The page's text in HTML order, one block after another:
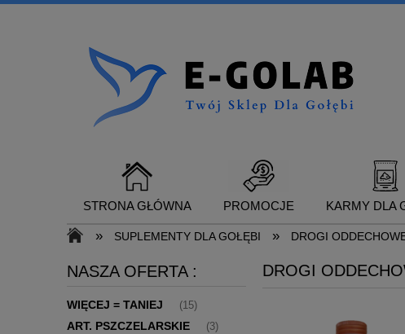
STRONA GŁÓWNA PROMOCJE KARMY DLA
SUPLEMENTY DLA GOŁĘBI KONTAKT
» SUPLEMENTY DLA GOŁĘBI » DROGI
NASZA OFERTA :
WIĘCEJ = TANIEJ (15)
ART. PSZCZELARSKIE (3)
DROGI